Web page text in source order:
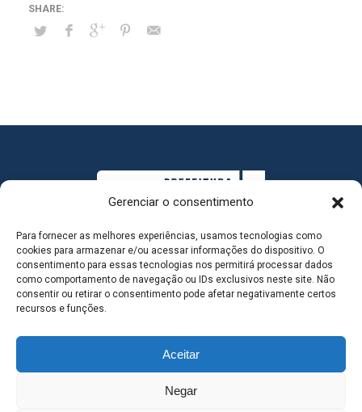
Gerenciar o consentimento
Para fornecer as melhores experiências, usamos tecnologias como
cookies para armazenar e/ou acessar informações do dispositivo. O
consentimento para essas tecnologias nos permitirá processar dados
como comportamento de navegação ou IDs exclusivos neste site. Não
consentir ou retirar o consentimento pode afetar negativamente certos
recursos e funções.
Aceitar
Negar
MAPA DO SITE
SEDE DO ADMINISTRATIVO MUNICIPAL - Avenida